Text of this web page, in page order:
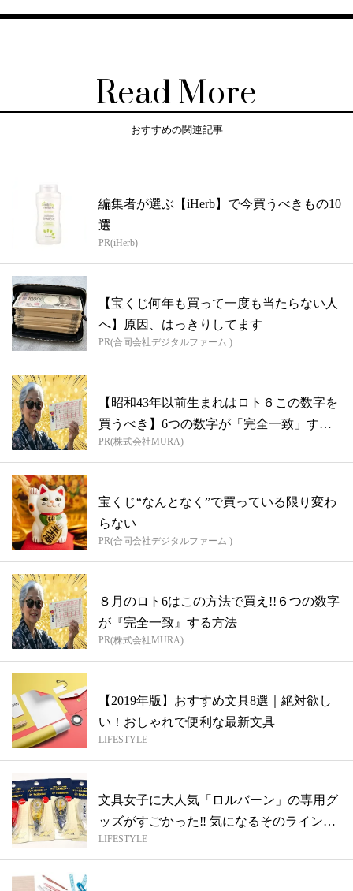
Read More
おすすめの関連記事
編集者が選ぶ【iHerb】で今買うべきもの10
選
PR(iHerb)
【宝くじ何年も買って一度も当たらない人
へ】原因、はっきりしてます
PR(合同会社デジタルファーム )
【昭和43年以前生まれはロト６この数字を
買うべき】6つの数字が「完全一致」する
方...
PR(株式会社MURA)
宝くじ“なんとなく”で買っている限り変わ
らない
PR(合同会社デジタルファーム )
８月のロト6はこの方法で買え!!６つの数字
が『完全一致』する方法
PR(株式会社MURA)
【2019年版】おすすめ文具8選｜絶対欲し
い！おしゃれで便利な最新文具
LIFESTYLE
文具女子に大人気「ロルバーン」の専用グ
ッズがすごかった‼︎ 気になるそのライン
ナ...
LIFESTYLE